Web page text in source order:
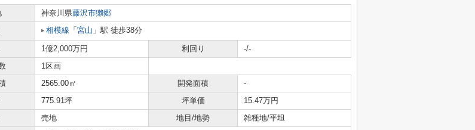
神奈川県藤沢市獺郷
相模線 「 宮山 」駅 徒歩38分
1億2,000万円 利回り
-/-
1区画
2565.00㎡ 開発面積
-
775.91坪 坪単価
15.47万円
売地 地目/地勢 雑種地/平坦